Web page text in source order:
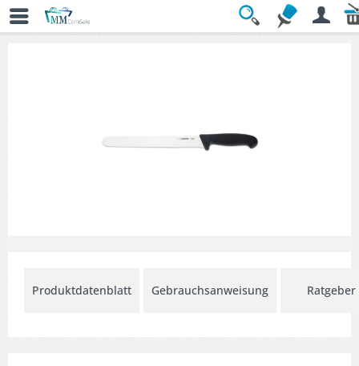
Übersicht
Produktdatenblatt Gebrauchsanweisung Ratgeber